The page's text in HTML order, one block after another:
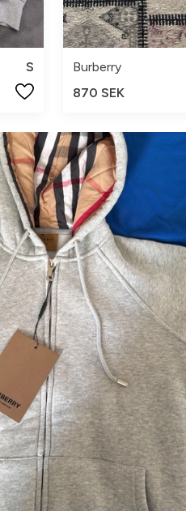
S
Burberry
870 SEK